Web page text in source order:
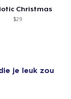
Christmas
$29
je leuk zou